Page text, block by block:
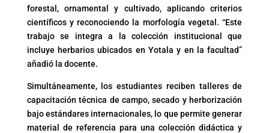
forestal, ornamental y cultivado, aplicando criterios
científicos y reconociendo la morfología vegetal. “Este
trabajo se integra a la colección institucional que
incluye herbarios ubicados en Yotala y en la facultad”
añadió la docente.
Simultáneamente, los estudiantes reciben talleres de
capacitación técnica de campo, secado y herborización
bajo estándares internacionales, lo que permite generar
material de referencia para una colección didáctica y